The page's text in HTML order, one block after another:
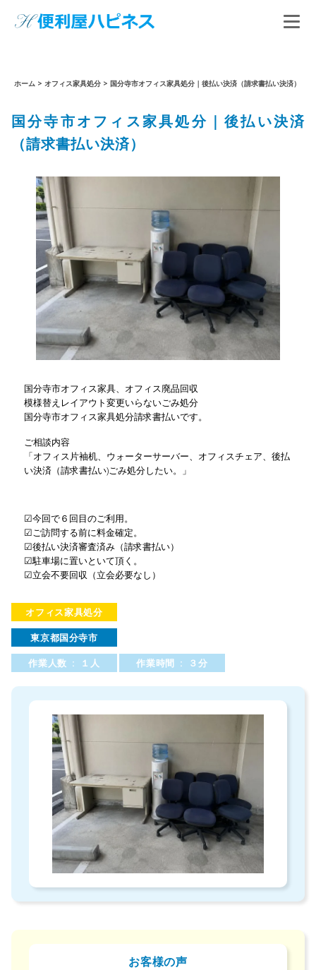
ホーム > オフィス家具処分 > 国分寺市オフィス家具処分｜後払い決済（請求書払い決済）
国分寺市オフィス家具処分｜後払い決済
（請求書払い決済）
国分寺市オフィス家具、オフィス廃品回収
模様替えレイアウト変更いらないごみ処分
国分寺市オフィス家具処分請求書払いです。
ご相談内容
「オフィス片袖机、ウォーターサーバー、オフィスチェア、後払
い決済（請求書払い)ごみ処分したい。」
☑今回で６回目のご利用。
☑ご訪問する前に料金確定。
☑後払い決済審査済み（請求書払い）
☑駐車場に置いといて頂く。
☑立会不要回収（立会必要なし）
オフィス家具処分
東京都国分寺市
作業人数 : １人
作業時間 : ３分
お客様の声